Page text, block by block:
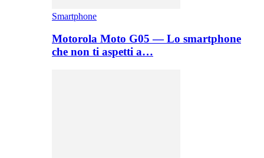
Smartphone
Motorola Moto G05 — Lo smartphone
che non ti aspetti a…